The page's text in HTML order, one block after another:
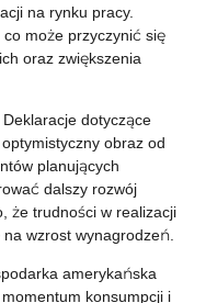
na rynku pracy.
może przyczynić się
oraz zwiększenia
dotyczące
obraz od
planujących
dalszy rozwój
że trudności w realizacji
wzrost wynagrodzeń.
amerykańska
konsumpcji i